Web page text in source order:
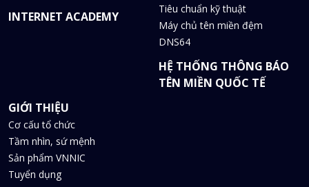
INTERNET ACADEMY
Tiêu chuẩn kỹ thuật
Máy chủ tên miền đệm
DNS64
HỆ THỐNG THÔNG BÁO
TÊN MIỀN QUỐC TẾ
GIỚI THIỆU
Cơ cấu tổ chức
Tầm nhìn, sứ mệnh
Sản phẩm VNNIC
Tuyển dụng